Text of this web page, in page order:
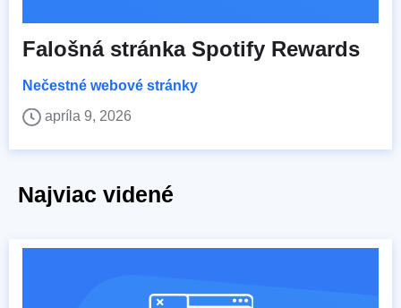
Falošná stránka Spotify Rewards
Nečestné webové stránky
apríla 9, 2026
Najviac videné